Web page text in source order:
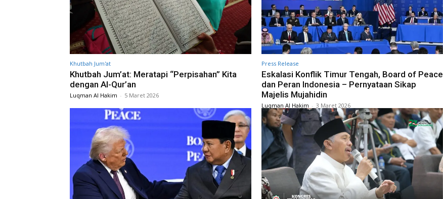
Khutbah Jum'at
Khutbah Jum’at: Meratapi “Perpisahan” Kita
dengan Al-Qur’an
Luqman Al Hakim - 5 Maret 2026
Press Release
Eskalasi Konflik Timur Tengah, Board of Peace
dan Peran Indonesia – Pernyataan Sikap
Majelis Mujahidin
Luqman Al Hakim - 3 Maret 2026